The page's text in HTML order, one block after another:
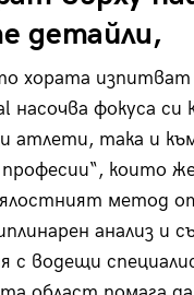
детайли,
хората
насочва фокуса си
атлети, така и
които
метод
анализ и
с водещи